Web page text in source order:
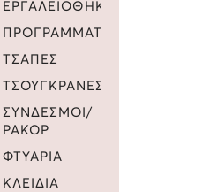
ΕΡΓΑΛΕΙΟΘΗΚΕΣ
ΠΡΟΓΡΑΜΜΑΤΙΣΤΕΣ
ΤΣΑΠΕΣ
ΤΣΟΥΓΚΡΑΝΕΣ
ΣΥΝΔΕΣΜΟΙ/
ΡΑΚΟΡ
ΦΤΥΑΡΙΑ
ΚΛΕΙΔΙΑ